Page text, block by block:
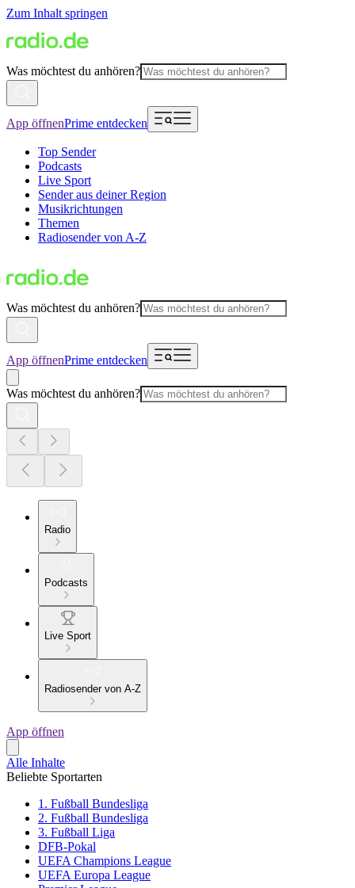
Zum Inhalt springen
Was möchtest du anhören?
App öffnenPrime entdecken
Top Sender
Podcasts
Live Sport
Sender aus deiner Region
Musikrichtungen
Themen
Radiosender von A-Z
Was möchtest du anhören?
App öffnenPrime entdecken
Was möchtest du anhören?
Radio
Podcasts
Live Sport
Radiosender von A-Z
App öffnen
Alle Inhalte
Beliebte Sportarten
1. Fußball Bundesliga
2. Fußball Bundesliga
3. Fußball Liga
DFB-Pokal
UEFA Champions League
UEFA Europa League